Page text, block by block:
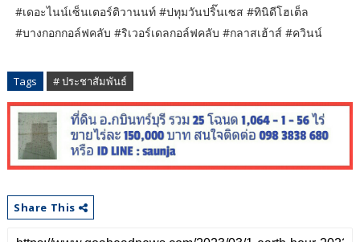
#เดอะไนน์เซ็นเตอร์ติวานนท์ #ปทุมวันปริ๊นเซส #ทินิดีโฮเต็ล
#บางกอกกอล์ฟคลับ #ริเวอร์เดลกอล์ฟคลับ #กลาสเฮ้าส์ #ควินน์
Tags # ประชาสัมพันธ์
Share This